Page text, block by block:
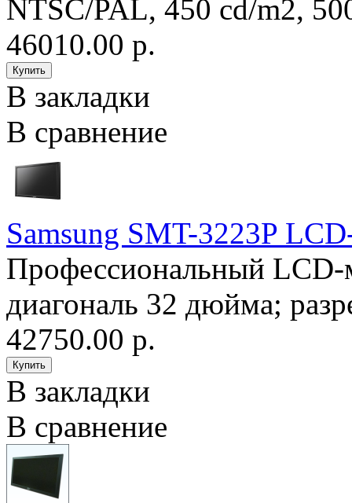
NTSC/PAL, 450 cd/m2,
46010.00 р.
В закладки
В сравнение
Samsung SMT-3223P
Профессиональный LCD-
диагональ 32 дюйма;
42750.00 р.
В закладки
В сравнение